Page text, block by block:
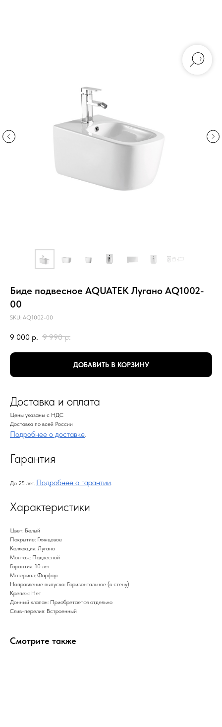
Биде подвесное AQUATEK Лугано AQ1002-
00
SKU: AQ1002-00
9 000 р. 9 990 р.
ДОБАВИТЬ В КОРЗИНУ
Доставка и оплата
Цены указаны с НДС
Доставка по всей России
Подробнее о доставке.
Гарантия
До 25 лет. Подробнее о гарантии.
Характеристики
Цвет: Белый
Покрытие: Глянцевое
Коллекция: Лугано
Монтаж: Подвесной
Гарантия: 10 лет
Материал: Фарфор
Направление выпуска: Горизонтальное (в стену)
Крепеж: Нет
Донный клапан: Приобретается отдельно
Слив-перелив: Встроенный
Смотрите также